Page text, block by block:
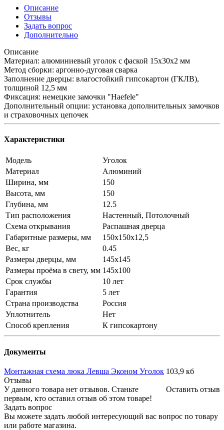
Описание
Отзывы
Задать вопрос
Дополнительно
Описание
Материал: алюминиевый уголок с фаской 15х30х2 мм
Метод сборки: аргонно-дуговая сварка
Заполнение дверцы: влагостойкий гипсокартон (ГКЛВ),
толщиной 12,5 мм
Фиксация: немецкие замочки "Haefele"
Дополнительный опции: установка дополнительных замочков
и страховочных цепочек
Характеристики
Модель
Уголок
Материал
Алюминий
Ширина, мм
150
Высота, мм
150
Глубина, мм
12.5
Тип расположения
Настенный, Потолочный
Схема открывания
Распашная дверца
Габаритные размеры, мм
150х150х12,5
Вес, кг
0.45
Размеры дверцы, мм
145х145
Размеры проёма в свету, мм 145х100
Срок службы
10 лет
Гарантия
5 лет
Страна производства
Россия
Уплотнитель
Нет
Способ крепления
К гипсокартону
Документы
Монтажная схема люка Левша Эконом Уголок 103,9 кб
Отзывы
Оставить отзыв
У данного товара нет отзывов. Станьте
первым, кто оставил отзыв об этом товаре!
Задать вопрос
Вы можете задать любой интересующий вас вопрос по товару
или работе магазина.